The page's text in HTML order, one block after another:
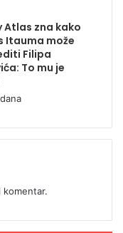
Atlas zna kako
Itauma može
Filipa
To mu je
komentar.